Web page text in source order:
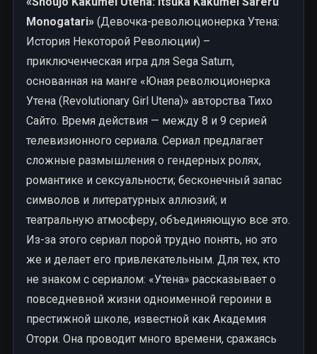
Monogatari» (Девочка-революционерка Утена:
История Некоторой Революции) –
приключенческая игра для Sega Saturn,
основанная на манге «Юная революционерка
Утена (Revolutionary Girl Utena)» авторства Тихо
Сайто. Время действия — между 8 и 9 серией
телевизионного сериала. Сериал предлагает
сложные размышления о гендерных ролях,
романтике и сексуальности; бесконечный запас
символов и литературных аллюзий; и
театральную атмосферу, объединяющую все это.
Из-за этого сериал порой трудно понять, но это
же и делает его привлекательным. Для тех, кто
не знаком с сериалом: «Утена» рассказывает о
повседневной жизни одноименной героини в
престижной школе, известной как Академия
Отори. Она проводит много времени, сражаясь